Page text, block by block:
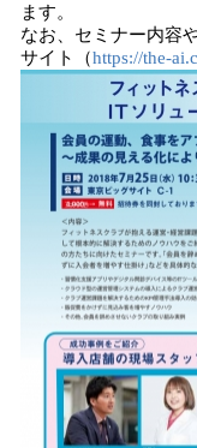
ます。
なお、セミナー内容
サイト（https://the-